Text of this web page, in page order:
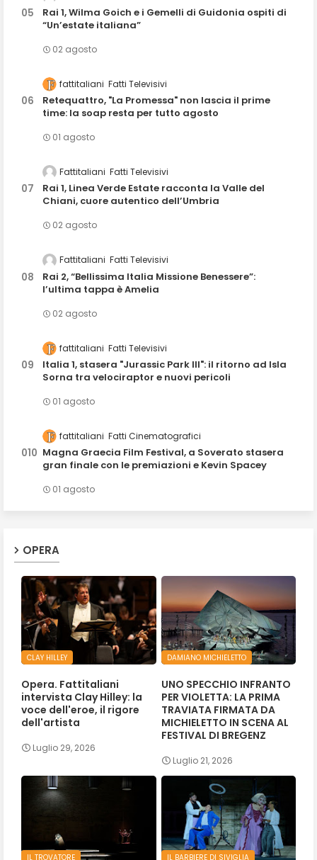
Rai 1, Wilma Goich e i Gemelli di Guidonia ospiti di
“Un’estate italiana”
02 agosto
fattitaliani Fatti Televisivi
Retequattro, "La Promessa" non lascia il prime
time: la soap resta per tutto agosto
01 agosto
Fattitaliani Fatti Televisivi
Rai 1, Linea Verde Estate racconta la Valle del
Chiani, cuore autentico dell’Umbria
02 agosto
Fattitaliani Fatti Televisivi
Rai 2, “Bellissima Italia Missione Benessere”:
l’ultima tappa è Amelia
02 agosto
fattitaliani Fatti Televisivi
Italia 1, stasera "Jurassic Park III": il ritorno ad Isla
Sorna tra velociraptor e nuovi pericoli
01 agosto
fattitaliani Fatti Cinematografici
Magna Graecia Film Festival, a Soverato stasera
gran finale con le premiazioni e Kevin Spacey
01 agosto
OPERA
CLAY HILLEY
Opera. Fattitaliani
intervista Clay Hilley: la
voce dell'eroe, il rigore
dell'artista
Luglio 29, 2026
DAMIANO MICHIELETTO
UNO SPECCHIO INFRANTO
PER VIOLETTA: LA PRIMA
TRAVIATA FIRMATA DA
MICHIELETTO IN SCENA AL
FESTIVAL DI BREGENZ
Luglio 21, 2026
IL TROVATORE IL BARBIERE DI SIVIGLIA